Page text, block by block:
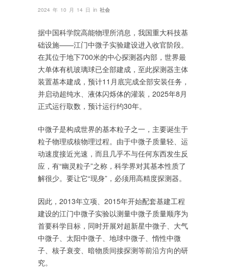
2024 年 10 月 14 日 in 社会
据中国科学院高能物理所消息，我国重大科技基
础设施——江门中微子实验建设进入收官阶段。
在其位于地下700米的中心探测器内部，世界最
大单体有机玻璃球已全部建成，至此探测器主体
装置基本建成，预计11月底完成全部安装任务，
并启动超纯水、液体闪烁体的灌装，2025年8月
正式运行取数，预计运行约30年。
中微子是构成世界的基本粒子之一，主要诞生于
粒子物理或核物理过程。由于中微子质量轻、运
动速度接近光速，而且几乎不与任何东西发生反
应，有“幽灵粒子”之称，科学界对其基本性质了
解很少。要让它“现身”，必须用高精度探测器。
因此，2013年立项、2015年开始配套基建工程
建设的江门中微子实验以测量中微子质量顺序为
首要科学目标，同时开展对超新星中微子、大气
中微子、太阳中微子、地球中微子、惰性中微
子、核子衰变、暗物质间接探测等前沿方向的研
究。